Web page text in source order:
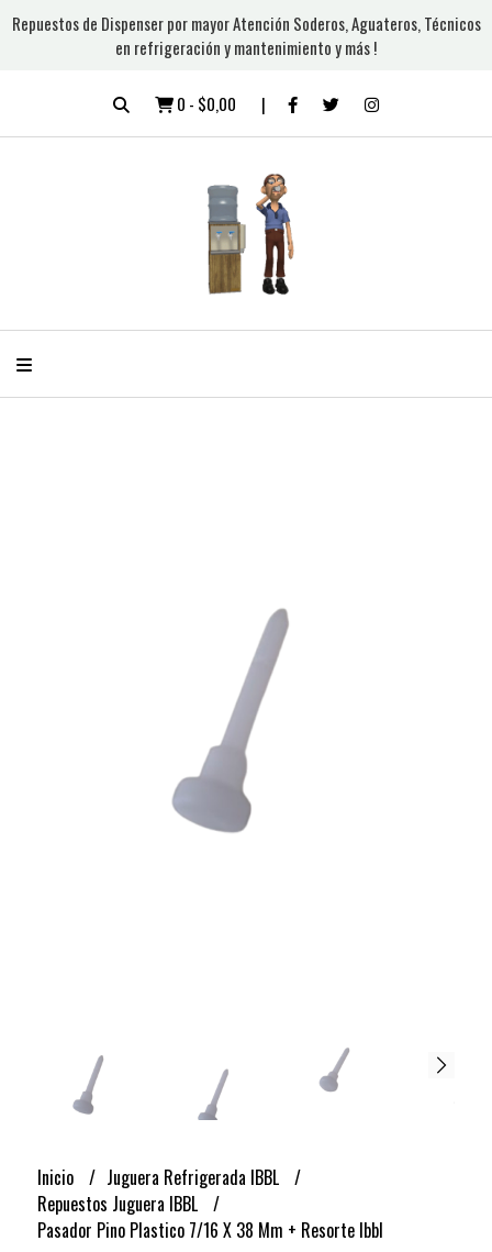
Repuestos de Dispenser por mayor Atención Soderos, Aguateros, Técnicos
en refrigeración y mantenimiento y más !
0 - $0,00
Inicio
Juguera Refrigerada IBBL
Repuestos Juguera IBBL
Pasador Pino Plastico 7/16 X 38 Mm + Resorte Ibbl